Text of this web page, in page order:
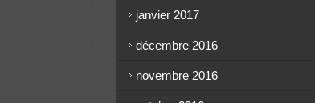
janvier 2017
décembre 2016
novembre 2016